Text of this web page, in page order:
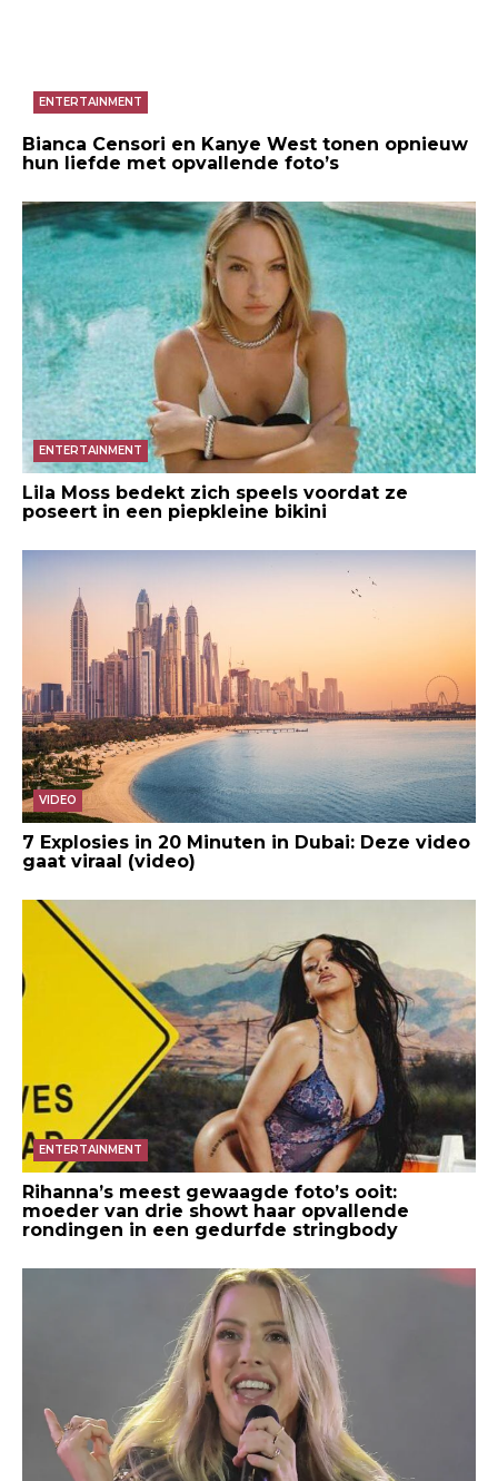
ENTERTAINMENT
Bianca Censori en Kanye West tonen opnieuw
hun liefde met opvallende foto’s
ENTERTAINMENT
Lila Moss bedekt zich speels voordat ze
poseert in een piepkleine bikini
VIDEO
7 Explosies in 20 Minuten in Dubai: Deze video
gaat viraal (video)
ENTERTAINMENT
Rihanna’s meest gewaagde foto’s ooit:
moeder van drie showt haar opvallende
rondingen in een gedurfde stringbody